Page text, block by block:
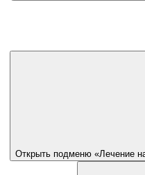
Открыть подменю «Лечение